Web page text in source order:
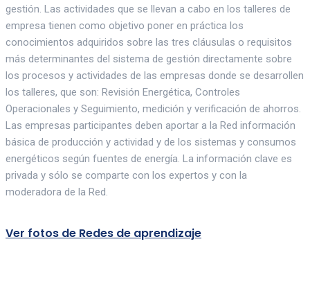
gestión. Las actividades que se llevan a cabo en los talleres de
empresa tienen como objetivo poner en práctica los
conocimientos adquiridos sobre las tres cláusulas o requisitos
más determinantes del sistema de gestión directamente sobre
los procesos y actividades de las empresas donde se desarrollen
los talleres, que son: Revisión Energética, Controles
Operacionales y Seguimiento, medición y verificación de ahorros.
Las empresas participantes deben aportar a la Red información
básica de producción y actividad y de los sistemas y consumos
energéticos según fuentes de energía. La información clave es
privada y sólo se comparte con los expertos y con la
moderadora de la Red.
Ver fotos de Redes de aprendizaje